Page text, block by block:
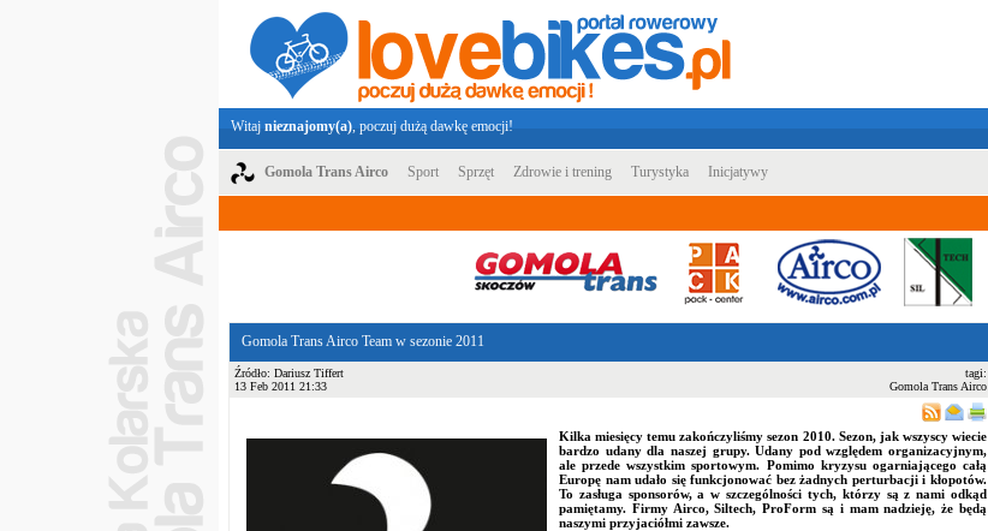
Witaj nieznajomy(a), poczuj dużą dawkę emocji!
Gomola Trans Airco Sport Sprzęt Zdrowie i trening Turystyka Inicjatywy
Gomola Trans Airco Team w sezonie 2011
Źródło: Dariusz Tiffert
13 Feb 2011 21:33
tagi:
Gomola Trans Airco
Kilka miesięcy temu zakończyliśmy sezon 2010. Sezon, jak wszyscy wiecie
bardzo udany dla naszej grupy. Udany pod względem organizacyjnym,
ale przede wszystkim sportowym. Pomimo kryzysu ogarniającego całą
Europę nam udało się funkcjonować bez żadnych perturbacji i kłopotów.
To zasługa sponsorów, a w szczególności tych, którzy są z nami odkąd
pamiętamy. Firmy Airco, Siltech, ProForm są i mam nadzieję, że będą
naszymi przyjaciółmi zawsze.